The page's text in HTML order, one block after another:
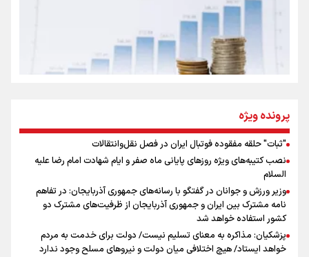
روایت ایران از کنار مردم
جمله‌ای که بغض چهارماهه را شکست؛ «آهای مردم، آقا از
تهران رفتند»
سه حسرتی که به دلم ماند
اینفو برنا/ میزان مالیات بر ارزش افزوده چقدر است؟
پرونده ویژه
"ثبات" حلقه مفقوده فوتبال ایران در فصل نقل‌وانتقالات
نصب کتیبه‌های ویژه روزهای پایانی ماه صفر و ایام شهادت امام رضا علیه
السلام
وزیر ورزش و جوانان در گفتگو با رسانه‌های جمهوری آذربایجان: در تفاهم
نامه مشترک بین ایران و جمهوری آذربایجان از ظرفیت‌های مشترک دو
کشور استفاده خواهد شد
پزشکیان: مذاکره به معنای تسلیم نیست/ دولت برای خدمت به مردم
خواهد ایستاد/ هیچ اختلافی میان دولت و نیروهای مسلح وجود ندارد